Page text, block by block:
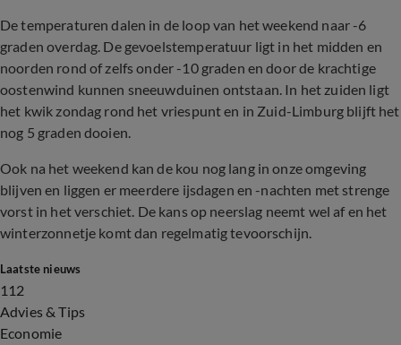
De temperaturen dalen in de loop van het weekend naar -6
graden overdag. De gevoelstemperatuur ligt in het midden en
noorden rond of zelfs onder -10 graden en door de krachtige
oostenwind kunnen sneeuwduinen ontstaan. In het zuiden ligt
het kwik zondag rond het vriespunt en in Zuid-Limburg blijft het
nog 5 graden dooien.
Ook na het weekend kan de kou nog lang in onze omgeving
blijven en liggen er meerdere ijsdagen en -nachten met strenge
vorst in het verschiet. De kans op neerslag neemt wel af en het
winterzonnetje komt dan regelmatig tevoorschijn.
Laatste nieuws
112
Advies & Tips
Economie